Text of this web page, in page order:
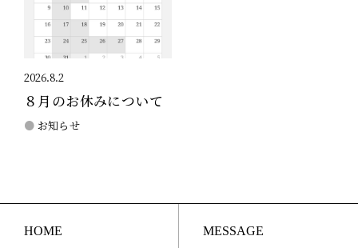
2026.8.2
８月のお休みについて
お知らせ
HOME MESSAGE